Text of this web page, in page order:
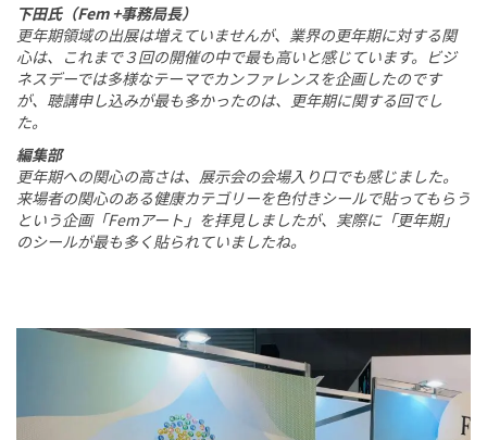
下田氏（Fem +事務局長）
更年期領域の出展は増えていませんが、業界の更年期に対する関
心は、これまで３回の開催の中で最も高いと感じています。ビジ
ネスデーでは多様なテーマでカンファレンスを企画したのです
が、聴講申し込みが最も多かったのは、更年期に関する回でし
た。
編集部
更年期への関心の高さは、展示会の会場入り口でも感じました。
来場者の関心のある健康カテゴリーを色付きシールで貼ってもらう
という企画「Femアート」を拝見しましたが、実際に「更年期」
のシールが最も多く貼られていましたね。